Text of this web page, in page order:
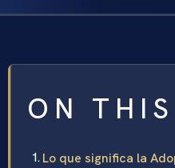
ON
Lo que significa la